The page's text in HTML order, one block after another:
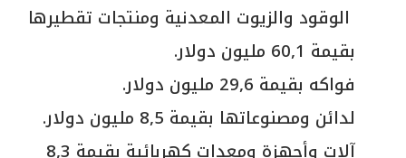
الوقود والزيوت المعدنية ومنتجات تقطيرها
بقيمة 60,1 مليون دولار.
فواكه بقيمة 29,6 مليون دولار.
لدائن ومصنوعاتها بقيمة 8,5 مليون دولار.
آلات وأجهزة ومعدات كهربائية بقيمة 8,3